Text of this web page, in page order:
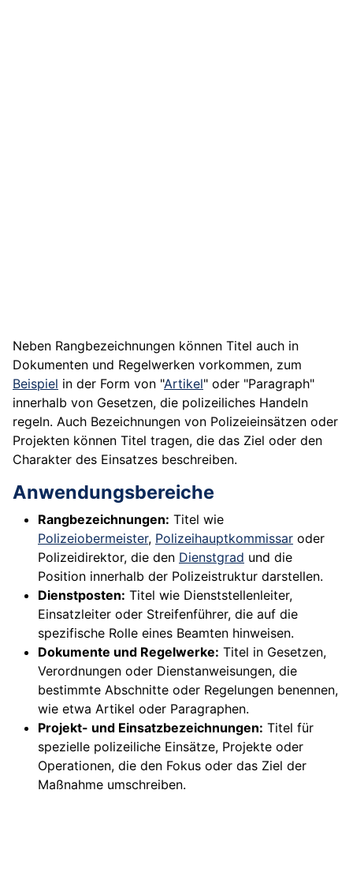
Neben Rangbezeichnungen können Titel auch in
Dokumenten und Regelwerken vorkommen, zum
Beispiel in der Form von "Artikel" oder "Paragraph"
innerhalb von Gesetzen, die polizeiliches Handeln
regeln. Auch Bezeichnungen von Polizeieinsätzen oder
Projekten können Titel tragen, die das Ziel oder den
Charakter des Einsatzes beschreiben.
Anwendungsbereiche
Rangbezeichnungen: Titel wie
Polizeiobermeister, Polizeihauptkommissar oder
Polizeidirektor, die den Dienstgrad und die
Position innerhalb der Polizeistruktur darstellen.
Dienstposten: Titel wie Dienststellenleiter,
Einsatzleiter oder Streifenführer, die auf die
spezifische Rolle eines Beamten hinweisen.
Dokumente und Regelwerke: Titel in Gesetzen,
Verordnungen oder Dienstanweisungen, die
bestimmte Abschnitte oder Regelungen benennen,
wie etwa Artikel oder Paragraphen.
Projekt- und Einsatzbezeichnungen: Titel für
spezielle polizeiliche Einsätze, Projekte oder
Operationen, die den Fokus oder das Ziel der
Maßnahme umschreiben.